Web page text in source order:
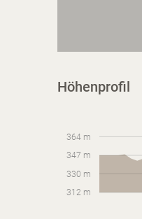
Höhenprofil
312 m
330 m
347 m
364 m